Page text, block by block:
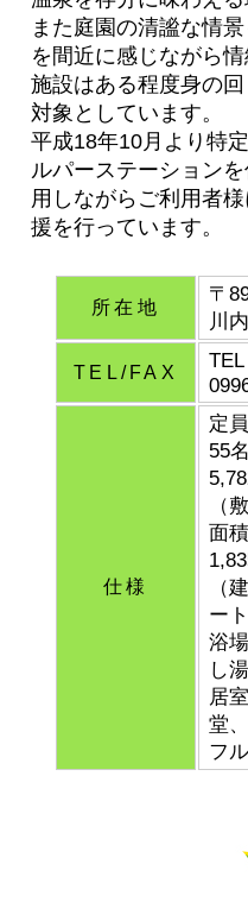
また庭園の清謐な情
を間近に感じながら
施設はある程度身の
対象としています。
平成18年10月より特
ルパーステーション
用しながらご利用者
援を行っています。
所在地
〒
川
TEL/FAX
仕様
定員
55名
（
面積
（
ー
浴
し
居
堂
フ